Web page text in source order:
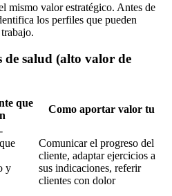
mismo valor estratégico. Antes de
los perfiles que pueden
de salud (alto valor de
que
Como aportar valor tu
y
Comunicar el progreso del
cliente, adaptar ejercicios a
sus indicaciones, referir
clientes con dolor